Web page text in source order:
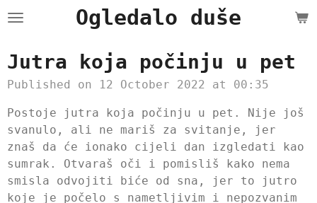
Skip
content
Ogledalo duše
Jutra koja počinju u pet
Published on 12 October 2022 at 00:35
Postoje jutra koja počinju u pet. Nije još
svanulo, ali ne mariš za svitanje, jer
znaš da će ionako cijeli dan izgledati kao
sumrak. Otvaraš oči i pomisliš kako nema
smisla odvojiti biće od sna, jer to jutro
koje je počelo s nametljivim i nepozvanim